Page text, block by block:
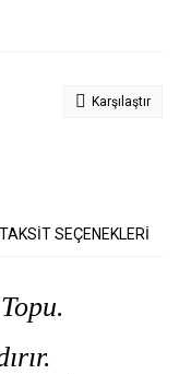
Karşılaştır
TAKSİT SEÇENEKLERİ